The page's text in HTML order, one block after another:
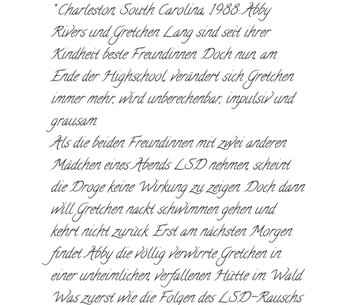
Charleston, South Carolina, 1988: Abby
Rivers und Gretchen Lang sind seit ihrer
Kindheit beste Freundinnen. Doch nun, am
Ende der Highschool, verändert sich Gretchen
immer mehr, wird unberechenbar, impulsiv und
grausam.
Als die beiden Freundinnen mit zwei anderen
Mädchen eines Abends LSD nehmen, scheint
die Droge keine Wirkung zu zeigen. Doch dann
will Gretchen nackt schwimmen gehen und
kehrt nicht zurück. Erst am nächsten Morgen
findet Abby die völlig verwirrte Gretchen in
einer unheimlichen, verfallenen Hütte im Wald.
Was zuerst wie die Folgen des LSD-Rauschs